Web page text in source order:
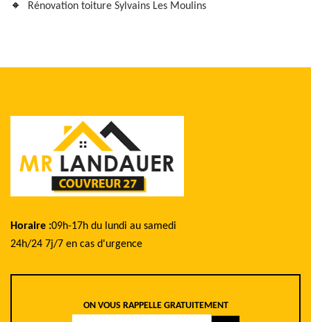
Rénovation toiture Sylvains Les Moulins
Horaire :09h-17h du lundi au samedi
24h/24 7j/7 en cas d'urgence
ON VOUS RAPPELLE GRATUITEMENT